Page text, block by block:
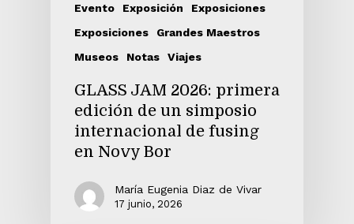
Evento
Exposición
Exposiciones
Exposiciones
Grandes Maestros
Museos
Notas Viajes
GLASS JAM 2026: primera
edición de un simposio
internacional de fusing
en Novy Bor
María Eugenia Diaz de Vivar
17 junio, 2026